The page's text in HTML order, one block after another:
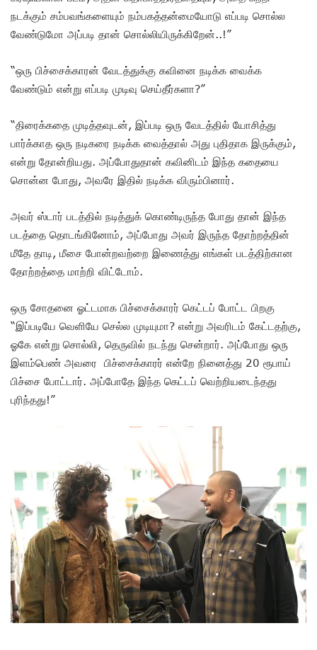
நடக்கும் சம்பவங்களையும் நம்பகத்தன்மையோடு எப்படி சொல்ல
வேண்டுமோ அப்படி தான் சொல்லியிருக்கிறேன்..!”
“ஒரு பிச்சைக்காரன் வேடத்துக்கு கவினை நடிக்க வைக்க
வேண்டும் என்று எப்படி முடிவு செய்தீர்களா?”
“திரைக்கதை முடித்தவுடன், இப்படி ஒரு வேடத்தில் யோசித்து
பார்க்காத ஒரு நடிகரை நடிக்க வைத்தால் அது புதிதாக இருக்கும்,
என்று தோன்றியது. அப்போதுதான் கவினிடம் இந்த கதையை
சொன்ன போது, அவரே இதில் நடிக்க விரும்பினார்.
அவர் ஸ்டார் படத்தில் நடித்துக் கொண்டிருந்த போது தான் இந்த
படத்தை தொடங்கினோம், அப்போது அவர் இருந்த தோற்றத்தின்
மீதே தாடி, மீசை போன்றவற்றை இணைத்து எங்கள் படத்திற்கான
தோற்றத்தை மாற்றி விட்டோம்.
ஒரு சோதனை ஓட்டமாக பிச்சைக்காரர் கெட்டப் போட்ட பிறகு
“இப்படியே வெளியே செல்ல முடியுமா? என்று அவரிடம் கேட்டதற்கு,
ஓகே என்று சொல்லி, தெருவில் நடந்து சென்றார். அப்போது ஒரு
இளம்பெண் அவரை பிச்சைக்காரர் என்றே நினைத்து 20 ரூபாய்
பிச்சை போட்டார். அப்போதே இந்த கெட்டப் வெற்றியடைந்தது
புரிந்தது!”